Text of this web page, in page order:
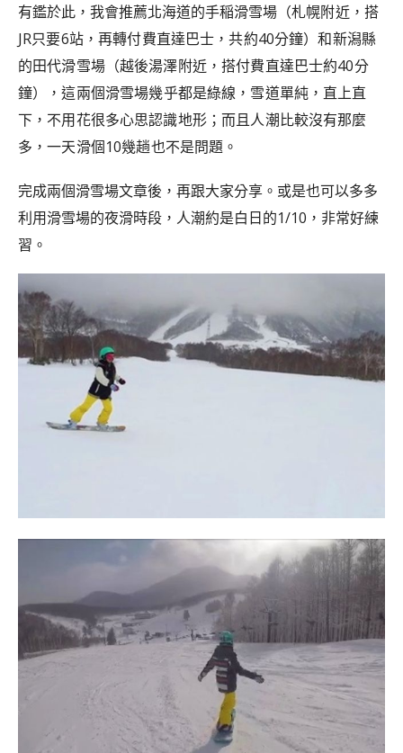
有鑑於此，我會推薦北海道的手稲滑雪場 （札幌附近，搭
JR只要6站，再轉付費直達巴士，共約40分鐘）和新潟縣
的田代滑雪場（越後湯澤附近，搭付費直達巴士約40分
鐘），這兩個滑雪場幾乎都是綠線，雪道單純，直上直
下，不用花很多心思認識地形；而且人潮比較沒有那麼
多，一天滑個10幾趟也不是問題。
完成兩個滑雪場文章後，再跟大家分享。 或是也可以多多
利用滑雪場的夜滑時段，人潮約是白日的1/10，非常好練
習。